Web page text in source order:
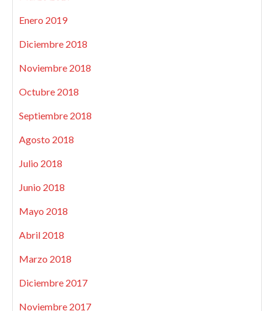
Enero 2019
Diciembre 2018
Noviembre 2018
Octubre 2018
Septiembre 2018
Agosto 2018
Julio 2018
Junio 2018
Mayo 2018
Abril 2018
Marzo 2018
Diciembre 2017
Noviembre 2017